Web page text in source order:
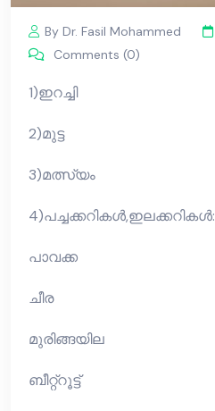
By Dr. Fasil Mohammed
Comments (0)
1)ഇറച്ചി
2)മുട്ട
3)മത്സ്യം
4)പച്ചക്കറികൾ,ഇലക്കറികൾ:
പാവക്ക
ചീര
മുരിങ്ങയില
ബീറ്റ്റൂട്ട്